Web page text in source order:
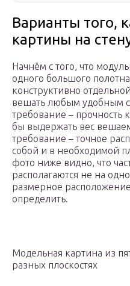
Варианты того,
картины на
Начнём с того, что
одного большого
конструктивно
вешать любым удобным
требование – прочность
бы выдержать вес
требование – точное
собой и в необходимой
фото ниже видно, что
располагаются не на
размерное
определить.
Модельная картина из
разных плоскостях